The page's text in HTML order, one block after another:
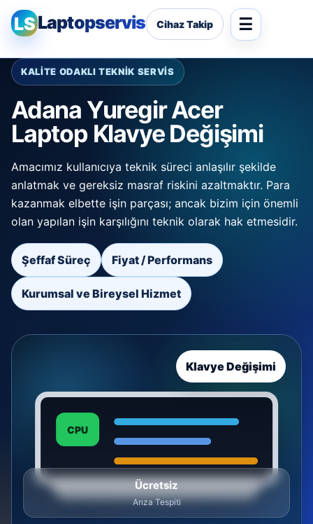
LSLaptopservis Cihaz Takip
KALİTE ODAKLI TEKNİK SERVİS
Adana Yuregir Acer
Laptop Klavye Değişimi
Amacımız kullanıcıya teknik süreci anlaşılır şekilde
anlatmak ve gereksiz masraf riskini azaltmaktır. Para
kazanmak elbette işin parçası; ancak bizim için önemli
olan yapılan işin karşılığını teknik olarak hak etmesidir.
Şeffaf Süreç Fiyat / Performans
Kurumsal ve Bireysel Hizmet
CPU
Klavye Değişimi
Ücretsiz
Arıza Tespiti